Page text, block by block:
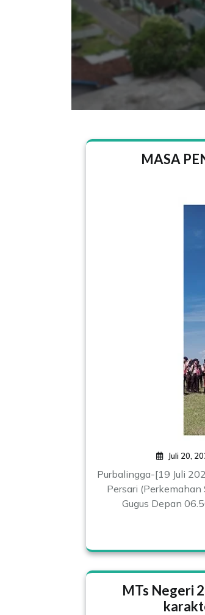
MASA
Juli 20,
Purbalingga-[19 Juli
Persari
Gugus Depan
MTs Negeri